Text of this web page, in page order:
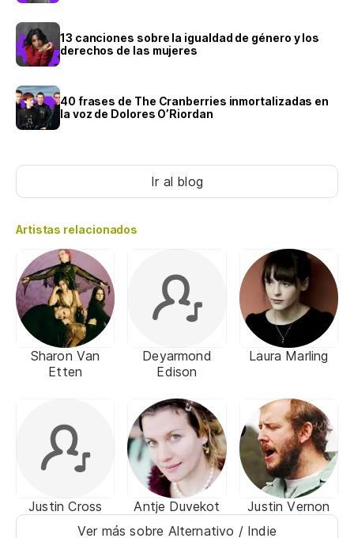
13 canciones sobre la igualdad de género y los
derechos de las mujeres
40 frases de The Cranberries inmortalizadas en
la voz de Dolores O’Riordan
Ir al blog
Artistas relacionados
Sharon Van
Etten
Deyarmond
Edison
Laura Marling
Justin Cross Antje Duvekot
Justin Vernon
Ver más sobre Alternativo / Indie